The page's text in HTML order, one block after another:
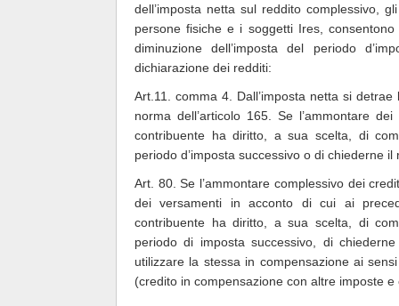
dell’imposta netta sul reddito complessivo,
persone fisiche e i soggetti Ires,
diminuzione dell’imposta del periodo
dichiarazione dei redditi:
Art.11. comma 4. Dall’imposta netta si
norma dell’articolo 165. Se l’ammontare
contribuente ha diritto, a sua scelta, di
periodo d’imposta successivo o di chiederne
Art. 80. Se l’ammontare complessivo dei
dei versamenti in acconto di cui ai
contribuente ha diritto, a sua scelta, di
periodo di imposta successivo, di
utilizzare la stessa in compensazione ai
(credito in compensazione con altre imposte